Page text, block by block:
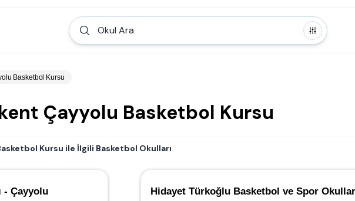
Okul Ara
Basketbol Kursu
Çayyolu Basketbol Kursu
Kursu ile İlgili Basketbol Okulları
- Çayyolu